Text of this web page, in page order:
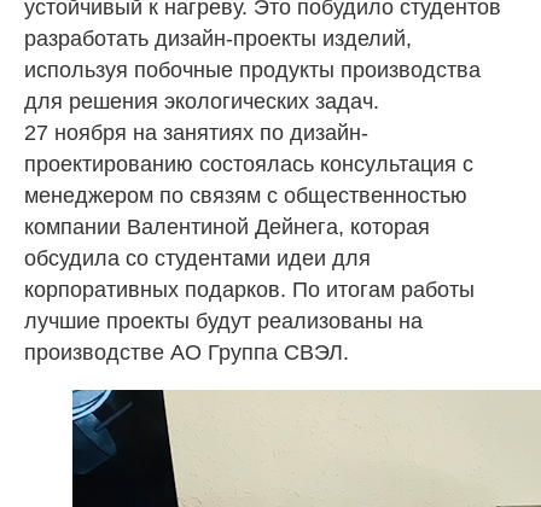
устойчивый к нагреву. Это побудило студентов
разработать дизайн-проекты изделий,
используя побочные продукты производства
для решения экологических задач.
27 ноября на занятиях по дизайн-
проектированию состоялась консультация с
менеджером по связям с общественностью
компании Валентиной Дейнега, которая
обсудила со студентами идеи для
корпоративных подарков. По итогам работы
лучшие проекты будут реализованы на
производстве АО Группа СВЭЛ.